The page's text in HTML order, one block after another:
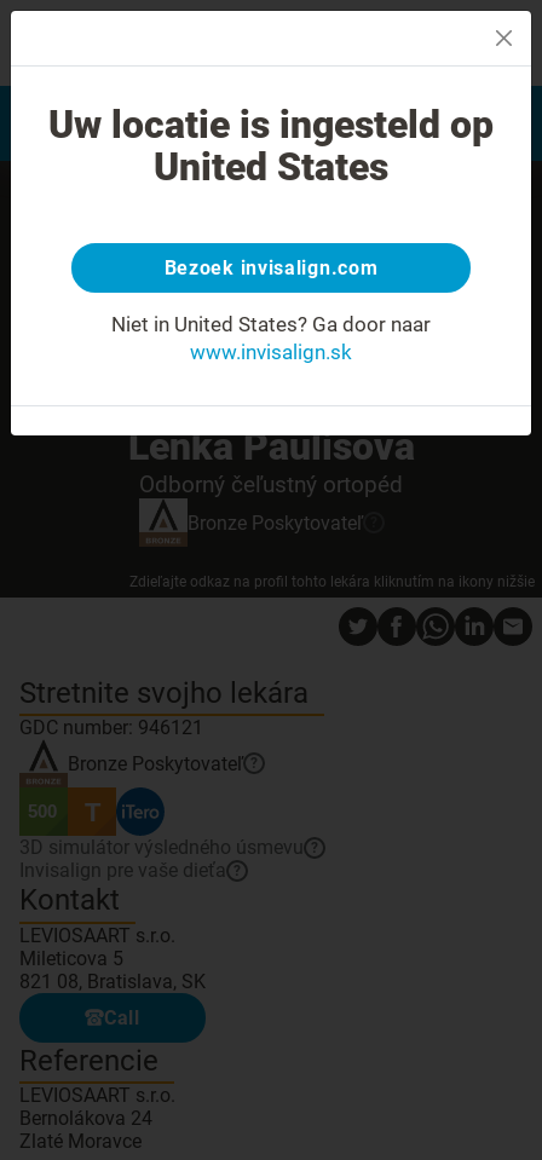
Hodnotenie úsmevu
Vyhľadať často kladené
otázky
Lenka Paulisova
Odborný čeľustný ortopéd
Bronze Poskytovateľ
Zdieľajte odkaz na profil tohto lekára kliknutím na ikony nižšie
Stretnite svojho lekára
GDC number: 946121
Bronze Poskytovateľ ?
3D simulátor výsledného úsmevu ?
Invisalign pre vaše dieťa ?
Kontakt
LEVIOSAART s.r.o.
Mileticova 5
821 08, Bratislava, SK
Call
Referencie
LEVIOSAART s.r.o.
Bernolákova 24
Zlaté Moravce
Uw locatie is ingesteld op
United States
Bezoek invisalign.com
Niet in United States? Ga door naar
www.invisalign.sk